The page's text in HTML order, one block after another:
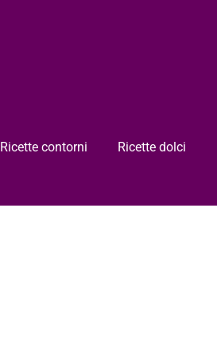
Ricette contorni Ricette dolci